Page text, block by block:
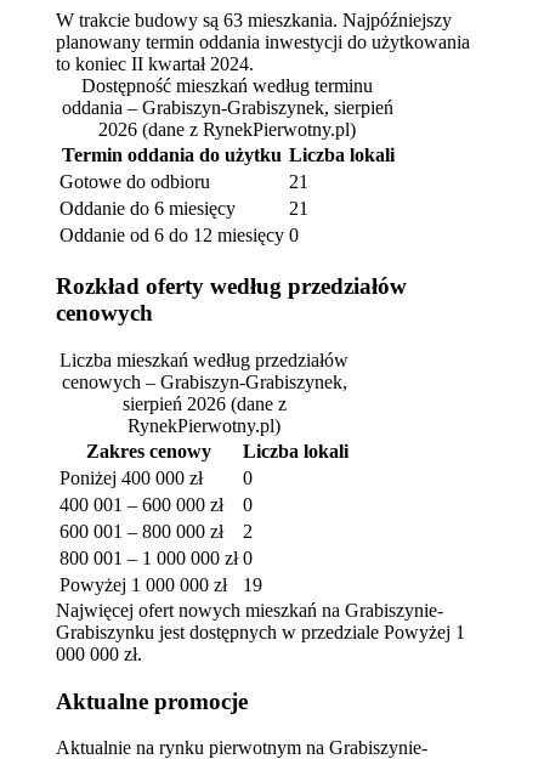
W trakcie budowy są 63 mieszkania. Najpóźniejszy
planowany termin oddania inwestycji do użytkowania
to koniec II kwartał 2024.
Dostępność mieszkań według terminu
oddania – Grabiszyn-Grabiszynek, sierpień
2026 (dane z RynekPierwotny.pl)
Termin oddania do użytku Liczba lokali
Gotowe do odbioru
21
Oddanie do 6 miesięcy
21
Oddanie od 6 do 12 miesięcy 0
Rozkład oferty według przedziałów
cenowych
Liczba mieszkań według przedziałów
cenowych – Grabiszyn-Grabiszynek,
sierpień 2026 (dane z
RynekPierwotny.pl)
Zakres cenowy
Liczba lokali
Poniżej 400 000 zł
0
400 001 – 600 000 zł
0
600 001 – 800 000 zł
2
800 001 – 1 000 000 zł 0
Powyżej 1 000 000 zł
19
Najwięcej ofert nowych mieszkań na Grabiszynie-
Grabiszynku jest dostępnych w przedziale Powyżej 1
000 000 zł.
Aktualne promocje
Aktualnie na rynku pierwotnym na Grabiszynie-